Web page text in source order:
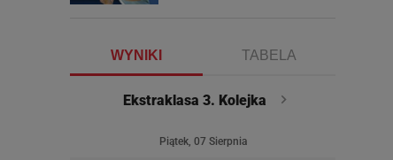
WYNIKI TABELA
Ekstraklasa 3. Kolejka
Piątek, 07 Sierpnia